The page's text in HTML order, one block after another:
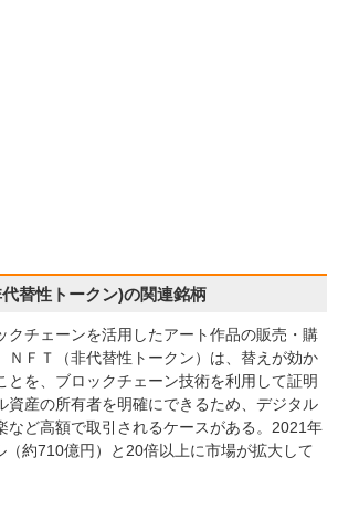
替性トークン)の関連銘柄
クチェーンを活用したアート作品の販売・購
ＮＦＴ（非代替性トークン）は、替えが効か
とを、ブロックチェーン技術を利用して証明
資産の所有者を明確にできるため、デジタル
など高額で取引されるケースがある。2021年
（約710億円）と20倍以上に市場が拡大して